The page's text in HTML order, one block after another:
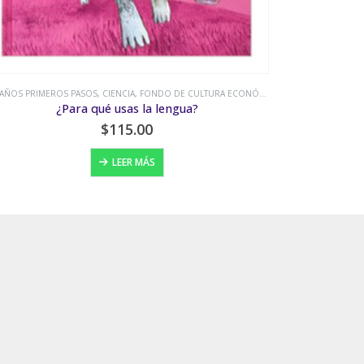
PRIMEROS PASOS, FONDO DE CULTURA ECONÓMICA,MIEDO
¿Te da miedo la oscuridad?
$180.00
LEER MÁS